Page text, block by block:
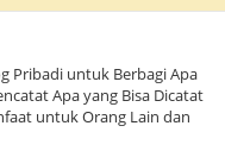
Pribadi untuk Berbagi Apa
Apa yang Bisa Dicatat
untuk Orang Lain dan